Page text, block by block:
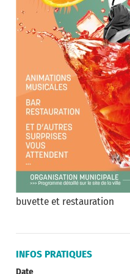
buvette et restauration
INFOS PRATIQUES
Date